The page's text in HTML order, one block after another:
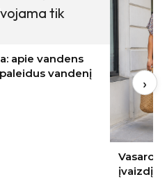
apie vandens
vandenį
Vasaros
įvaizdį
›